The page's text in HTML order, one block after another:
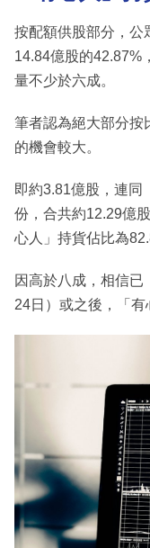
按配額供股部分，公
14.84億股的42.87%
量不少於六成。
筆者認為絕大部分按
的機會較大。
即約3.81億股，連同
份，合共約12.29億
心人」持貨佔比為
因高於八成，相信已
24日）或之後，「有